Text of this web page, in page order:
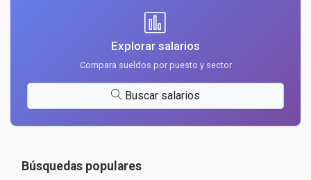
Explorar salarios
Compara sueldos por puesto y sector
Buscar salarios
Búsquedas populares